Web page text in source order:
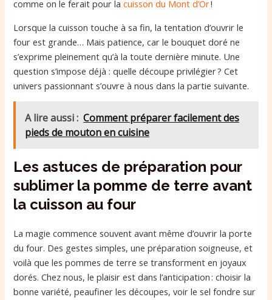
comme on le ferait pour lacuisson du Mont d’Or!
Lorsque la cuisson touche à sa fin, la tentation d’ouvrir le
four est grande… Mais patience, car le bouquet doré ne
s’exprime pleinement qu’à la toute dernière minute. Une
question s’impose déjà : quelle découpe privilégier ? Cet
univers passionnant s’ouvre à nous dans la partie suivante.
A lire aussi : Comment préparer facilement des
pieds de mouton en cuisine
Les astuces de préparation pour
sublimer la pomme de terre avant
la cuisson au four
La magie commence souvent avant même d’ouvrir la porte
du four. Des gestes simples, une préparation soigneuse, et
voilà que les pommes de terre se transforment en joyaux
dorés. Chez nous, le plaisir est dans l’anticipation : choisir la
bonne variété, peaufiner les découpes, voir le sel fondre sur